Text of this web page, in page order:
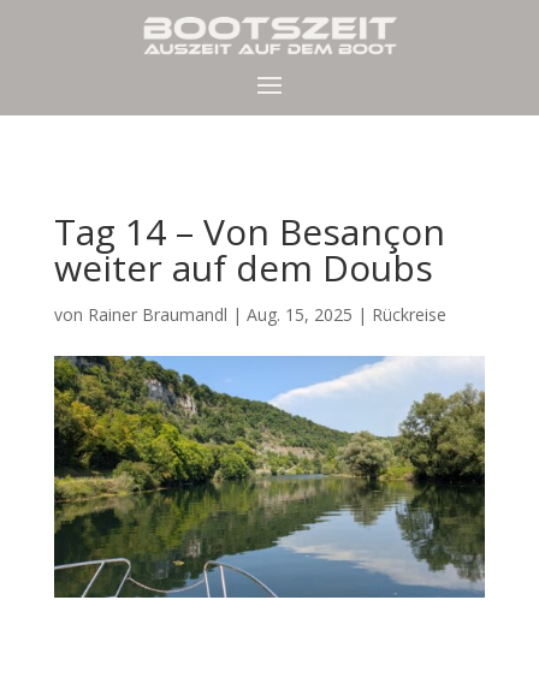
Tag 14 – Von Besançon
weiter auf dem Doubs
von Rainer Braumandl | Aug. 15, 2025 | Rückreise